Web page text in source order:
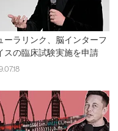
ーラリンク、脳インターフ
スの臨床試験実施を申請